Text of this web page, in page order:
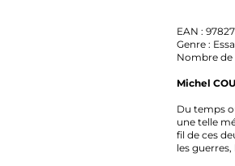
EAN :
Genre : Essai
Nombre de
Michel
Du temps où la
une telle
fil de ces deux
les guerres, la